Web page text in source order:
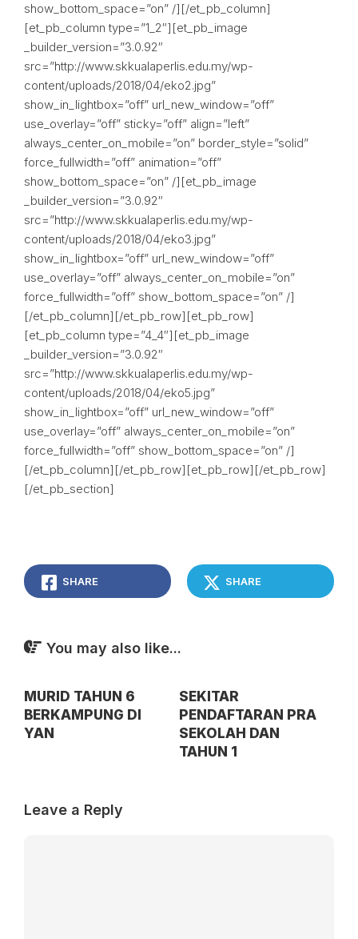
show_bottom_space=”on” /][/et_pb_column]
[et_pb_column type=”1_2″][et_pb_image
_builder_version=”3.0.92″
src=”http://www.skkualaperlis.edu.my/wp-
content/uploads/2018/04/eko2.jpg”
show_in_lightbox=”off” url_new_window=”off”
use_overlay=”off” sticky=”off” align=”left”
always_center_on_mobile=”on” border_style=”solid”
force_fullwidth=”off” animation=”off”
show_bottom_space=”on” /][et_pb_image
_builder_version=”3.0.92″
src=”http://www.skkualaperlis.edu.my/wp-
content/uploads/2018/04/eko3.jpg”
show_in_lightbox=”off” url_new_window=”off”
use_overlay=”off” always_center_on_mobile=”on”
force_fullwidth=”off” show_bottom_space=”on” /]
[/et_pb_column][/et_pb_row][et_pb_row]
[et_pb_column type=”4_4″][et_pb_image
_builder_version=”3.0.92″
src=”http://www.skkualaperlis.edu.my/wp-
content/uploads/2018/04/eko5.jpg”
show_in_lightbox=”off” url_new_window=”off”
use_overlay=”off” always_center_on_mobile=”on”
force_fullwidth=”off” show_bottom_space=”on” /]
[/et_pb_column][/et_pb_row][et_pb_row][/et_pb_row]
[/et_pb_section]
SHARE SHARE
You may also like...
MURID TAHUN 6
BERKAMPUNG DI
YAN
SEKITAR
PENDAFTARAN PRA
SEKOLAH DAN
TAHUN 1
Leave a Reply